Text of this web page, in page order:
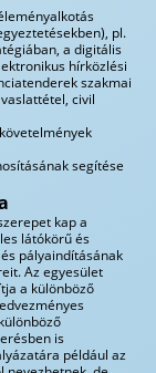
pl.
a digitális
hírközlési
szakmai
civil
segítése
kap a
látókörű és
pályaindításának
Az egyesület
a különböző
is
például az